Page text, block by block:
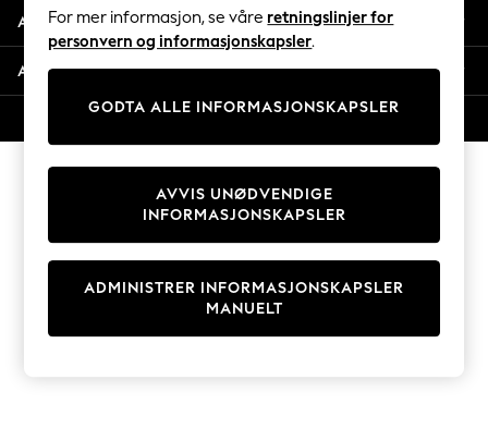
Trending: Clogs
Toy Story
THE SET
Coats & Jackets
Sweatshirts & Hoodies
Knitwear
Cardigans
Dresses
Sets & Outfits
T-Shirts
Avdelinger
Andre tjenester
For mer informasjon, se våre retningslinjer for
personvern og informasjonskapsler.
GODTA ALLE INFORMASJONSKAPSLER
ADMINISTRER INFORMASJONSKAPSLER
MANUELT
AVVIS UNØDVENDIGE
INFORMASJONSKAPSLER